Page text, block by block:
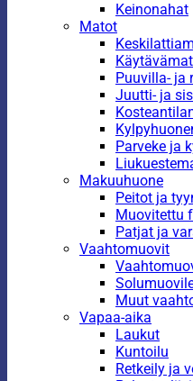
Keinonahat
Matot
Puuvilla- ja
Juutti- ja
Parveke ja
Makuuhuone
Peitot ja
Muovitettu
Patjat ja
Vaahtomuovit
Muut
Vapaa-aika
Laukut
Kuntoilu
Retkeily ja